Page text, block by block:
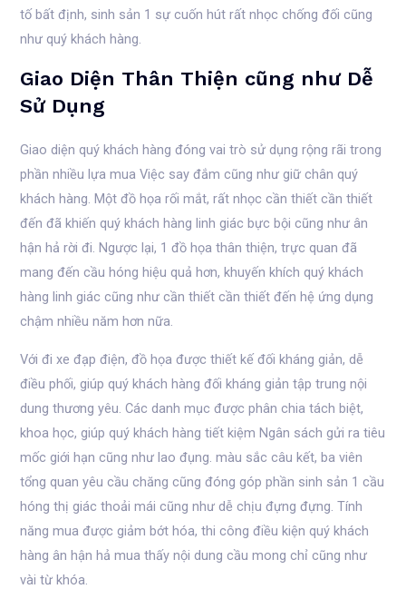
tố bất định, sinh sản 1 sự cuốn hút rất nhọc chống đối cũng
như quý khách hàng.
Giao Diện Thân Thiện cũng như Dễ
Sử Dụng
Giao diện quý khách hàng đóng vai trò sử dụng rộng rãi trong
phần nhiều lựa mua Việc say đắm cũng như giữ chân quý
khách hàng. Một đồ họa rối mắt, rất nhọc cần thiết cần thiết
đến đã khiến quý khách hàng linh giác bực bội cũng như ân
hận hả rời đi. Ngược lại, 1 đồ họa thân thiện, trực quan đã
mang đến cầu hóng hiệu quả hơn, khuyến khích quý khách
hàng linh giác cũng như cần thiết cần thiết đến hệ ứng dụng
chậm nhiều năm hơn nữa.
Với đi xe đạp điện, đồ họa được thiết kế đối kháng giản, dễ
điều phối, giúp quý khách hàng đối kháng giản tập trung nội
dung thương yêu. Các danh mục được phân chia tách biệt,
khoa học, giúp quý khách hàng tiết kiệm Ngân sách gửi ra tiêu
mốc giới hạn cũng như lao đụng. màu sắc câu kết, ba viên
tổng quan yêu cầu chăng cũng đóng góp phần sinh sản 1 cầu
hóng thị giác thoải mái cũng như dễ chịu đựng đựng. Tính
năng mua được giảm bớt hóa, thi công điều kiện quý khách
hàng ân hận hả mua thấy nội dung cầu mong chỉ cũng như
vài từ khóa.